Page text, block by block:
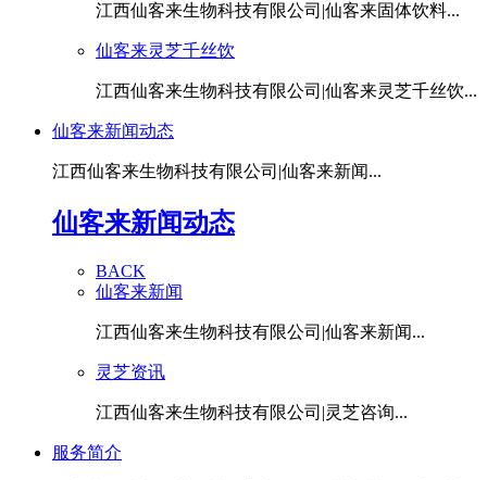
江西仙客来生物科技有限公司|仙客来固体饮料...
仙客来灵芝千丝饮
江西仙客来生物科技有限公司|仙客来灵芝千丝饮...
仙客来新闻动态
江西仙客来生物科技有限公司|仙客来新闻...
仙客来新闻动态
BACK
仙客来新闻
江西仙客来生物科技有限公司|仙客来新闻...
灵芝资讯
江西仙客来生物科技有限公司|灵芝咨询...
服务简介